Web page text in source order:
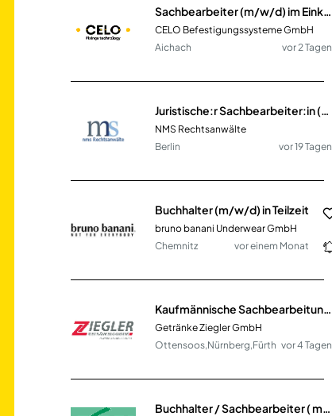
Sachbearbeiter (m/w/d) im Einkauf in Teilzeit
CELO Befestigungssysteme GmbH
Aichach
vor 2 Tagen
Juristische:r Sachbearbeiter:in (m/w/d) in Teilzeit
NMS Rechtsanwälte
Berlin
vor 19 Tagen
Buchhalter (m/w/d) in Teilzeit
bruno banani Underwear GmbH
Chemnitz
vor einem Monat
Kaufmännische Sachbearbeitung Instandhaltung & Facility (m/w/d)
Getränke Ziegler GmbH
Ottensoos,Nürnberg,Fürth vor 4 Tagen
Buchhalter / Sachbearbeiter ( m/w/d)